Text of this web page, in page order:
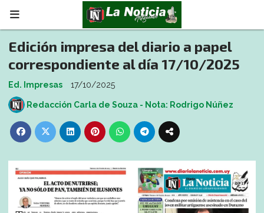
Edición impresa del diario a papel
correspondiente al día 17/10/2025
Ed. Impresas 17/10/2025
Redacción Carla de Souza - Nota: Rodrigo Núñez